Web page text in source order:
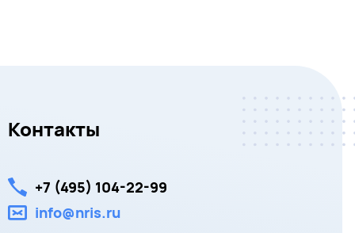
Контакты
+7 (495) 104-22-99
info@nris.ru